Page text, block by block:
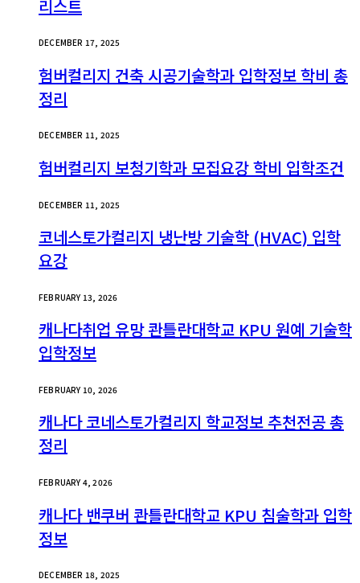
리스트
DECEMBER 17, 2025
험버컬리지 건축 시공기술학과 입학정보 학비 총
정리
DECEMBER 11, 2025
험버컬리지 보청기학과 모집요강 학비 입학조건
DECEMBER 11, 2025
코네스토가컬리지 냉난방 기술학 (HVAC) 입학
요강
FEBRUARY 13, 2026
캐나다취업 유망 콴틀란대학교 KPU 원예 기술학
입학정보
FEBRUARY 10, 2026
캐나다 코네스토가컬리지 학교정보 추천전공 총
정리
FEBRUARY 4, 2026
캐나다 밴쿠버 콴틀란대학교 KPU 침술학과 입학
정보
DECEMBER 18, 2025